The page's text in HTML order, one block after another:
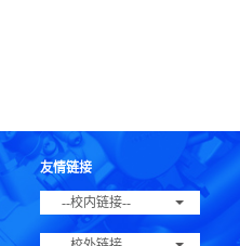
友情链接
--校内链接--